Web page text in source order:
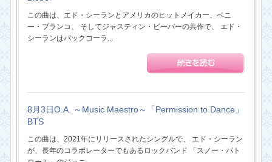
この曲は、エド・シーランとアメリカのヒットメイカー、ベニ
ー・ブランコ、 そしてジャスティン・ビーバーの共作で、 エド・
シーランはバックコーラ...
8月3日O.A. ～Music Maestro～「Permission to Dance」
BTS
この曲は、2021年にリリースされたシングルで、 エド・シーラン
が、長年のコラボレーターでもあるロックバンド 「スノー・パト